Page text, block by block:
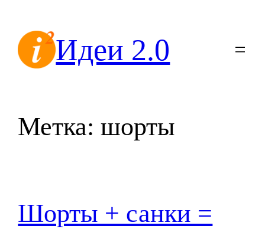
содержимомуИдеи 2.0
Метка:шорты
Шорты + санки =